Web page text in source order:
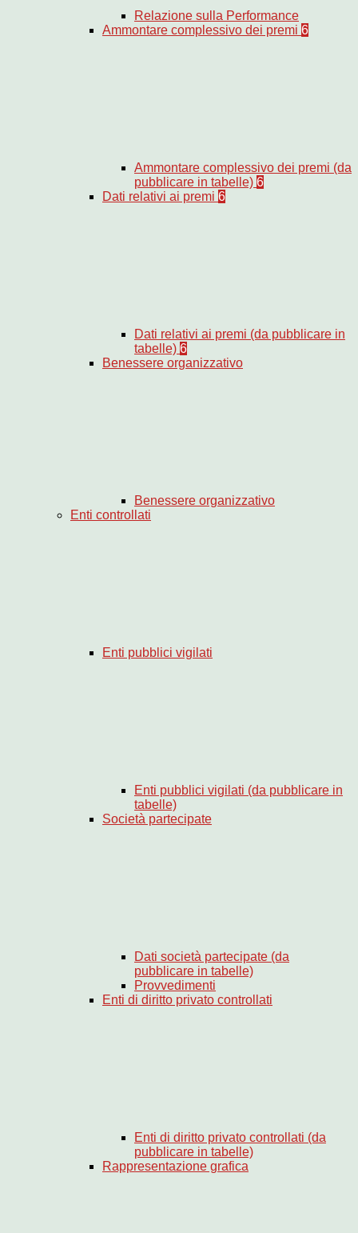
Relazione sulla Performance
Ammontare complessivo dei premi 6
Ammontare complessivo dei premi (da
pubblicare in tabelle) 6
Dati relativi ai premi 6
Dati relativi ai premi (da pubblicare in
tabelle) 6
Benessere organizzativo
Benessere organizzativo
Enti controllati
Enti pubblici vigilati
Enti pubblici vigilati (da pubblicare in
tabelle)
Società partecipate
Dati società partecipate (da
pubblicare in tabelle)
Provvedimenti
Enti di diritto privato controllati
Enti di diritto privato controllati (da
pubblicare in tabelle)
Rappresentazione grafica